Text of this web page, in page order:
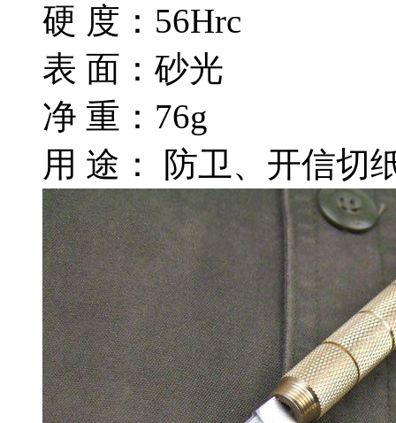
硬 度：56Hrc
表 面：砂光
净 重：76g
用 途： 防卫、开信切